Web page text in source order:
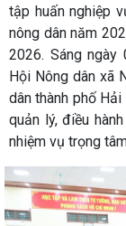
tập huấn nghiệp
nông dân năm
2026. Sáng
Hội Nông dân xã
dân thành phố
quản lý, điều
nhiệm vụ trọng